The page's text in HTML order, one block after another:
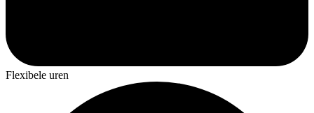
Flexibele uren